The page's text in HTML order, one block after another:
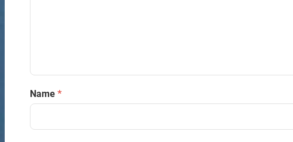
Name*